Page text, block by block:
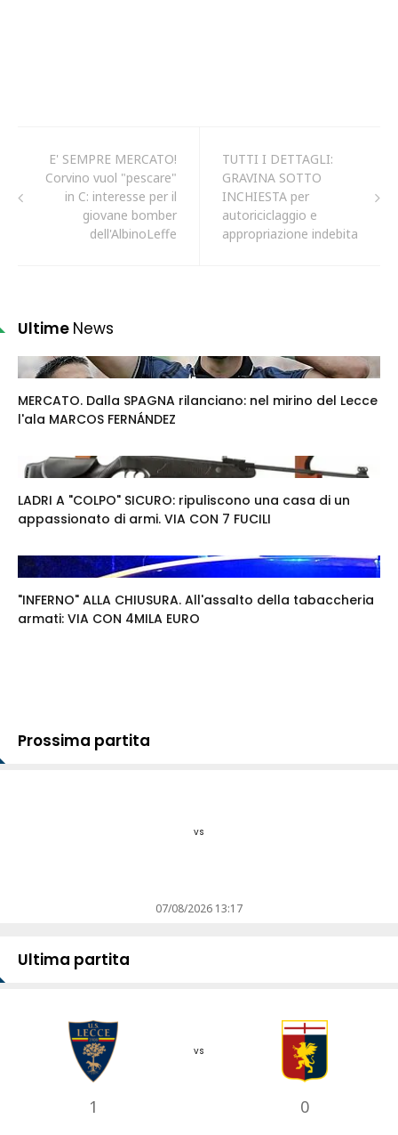
E' SEMPRE MERCATO!
Corvino vuol "pescare"
in C: interesse per il
giovane bomber
dell'AlbinoLeffe
TUTTI I DETTAGLI:
GRAVINA SOTTO
INCHIESTA per
autoriciclaggio e
appropriazione indebita
Ultime News
MERCATO. Dalla SPAGNA rilanciano: nel mirino del Lecce
l'ala MARCOS FERNÁNDEZ
LADRI A "COLPO" SICURO: ripuliscono una casa di un
appassionato di armi. VIA CON 7 FUCILI
"INFERNO" ALLA CHIUSURA. All'assalto della tabaccheria
armati: VIA CON 4MILA EURO
Prossima partita
vs
07/08/2026 13:17
Ultima partita
1
vs
0